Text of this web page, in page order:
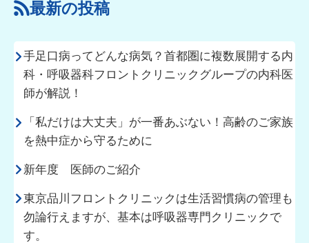
最新の投稿
手足口病ってどんな病気？首都圏に複数展開する内
科・呼吸器科フロントクリニックグループの内科医
師が解説！
「私だけは大丈夫」が一番あぶない！高齢のご家族
を熱中症から守るために
新年度 医師のご紹介
東京品川フロントクリニックは生活習慣病の管理も
勿論行えますが、基本は呼吸器専門クリニックで
す。